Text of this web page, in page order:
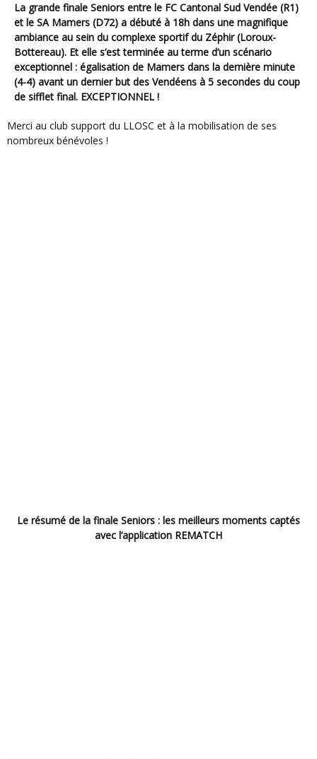
La grande finale Seniors entre le FC Cantonal Sud Vendée (R1)
et le SA Mamers (D72) a débuté à 18h dans une magnifique
ambiance au sein du complexe sportif du Zéphir (Loroux-
Bottereau). Et elle s’est terminée au terme d’un scénario
exceptionnel : égalisation de Mamers dans la dernière minute
(4-4) avant un dernier but des Vendéens à 5 secondes du coup
de sifflet final. EXCEPTIONNEL !
Merci au club support du LLOSC et à la mobilisation de ses
nombreux bénévoles !
Le résumé de la finale Seniors : les meilleurs moments captés
avec l’application REMATCH